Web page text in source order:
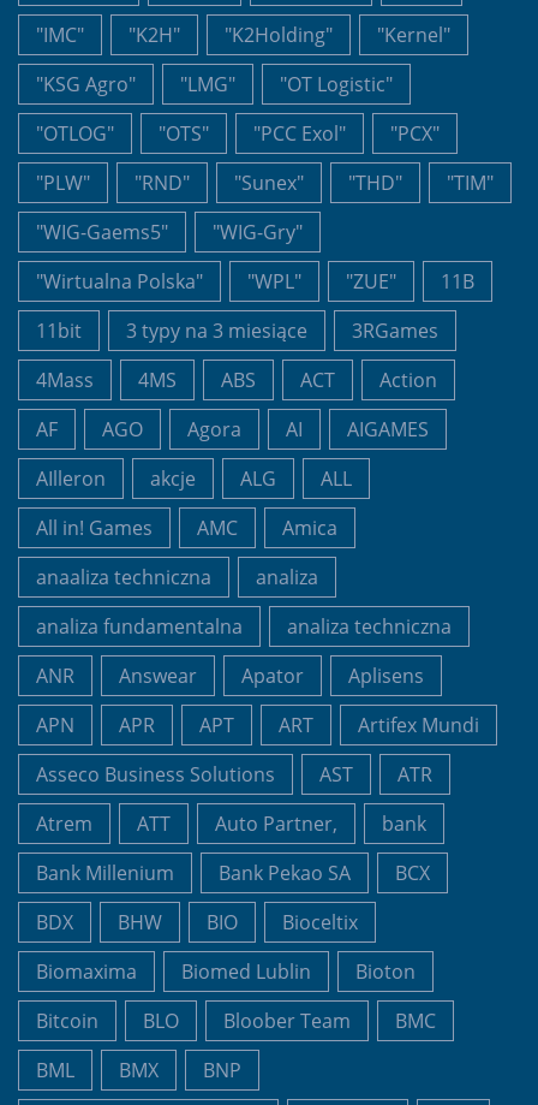
"IMC"
"K2H" "K2Holding"
"Kernel"
"KSG Agro"
"LMG"
"OT Logistic"
"OTLOG"
"OTS" "PCC Exol"
"PCX"
"PLW"
"RND" "Sunex" "THD"
"TIM"
"WIG-Gaems5"
"WIG-Gry"
"Wirtualna Polska"
"WPL" "ZUE"
11B
11bit
3 typy na 3 miesiące
3RGames
4Mass
4MS ABS ACT
Action
AF
AGO Agora AI
AIGAMES
AIlleron
akcje ALG
ALL
All in! Games
AMC
Amica
anaaliza techniczna
analiza
analiza fundamentalna
analiza techniczna
ANR
Answear Apator
Aplisens
APN
APR APT ART
Artifex Mundi
Asseco Business Solutions
AST
ATR
Atrem
ATT Auto Partner,
bank
Bank Millenium
Bank Pekao SA
BCX
BDX
BHW BIO
Bioceltix
Biomaxima
Biomed Lublin
Bioton
Bitcoin
BLO Bloober Team
BMC
BML
BMX
BNP